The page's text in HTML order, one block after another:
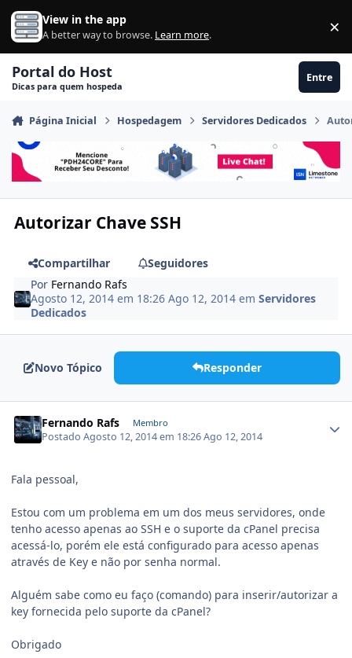
Ir para conteúdo
View in the app
A better way to browse. Learn more. ×
Portal do Host
Dicas para quem hospeda
Entre
Página Inicial Hospedagem Servidores Dedicados
Autorizar Chave SSH
Compartilhar
Seguidores
Por Fernando Rafs
Agosto 12, 2014 em 18:26Ago 12, 2014 emServidores
Dedicados
Novo Tópico Responder
Fernando Rafs Membro
PostadoAgosto 12, 2014 em 18:26Ago 12, 2014
Fala pessoal,
Estou com um problema em um dos meus servidores, onde
tenho acesso apenas ao SSH e o suporte da cPanel precisa
acessá-lo, porém ele está configurado para acesso apenas
através de Key e não por senha normal.
Alguém sabe como eu faço (comando) para inserir/autorizar a
key fornecida pelo suporte da cPanel?
Obrigado